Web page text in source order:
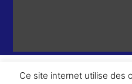
Ce site internet utilise des